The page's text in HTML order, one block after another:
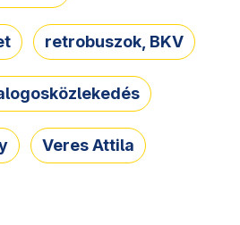
retrobuszok, BKV
Veres Attila